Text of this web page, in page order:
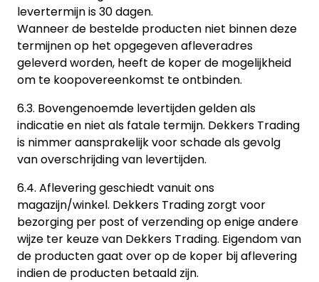
levertermijn is 30 dagen.
Wanneer de bestelde producten niet binnen deze
termijnen op het opgegeven afleveradres
geleverd worden, heeft de koper de mogelijkheid
om te koopovereenkomst te ontbinden.
6.3. Bovengenoemde levertijden gelden als
indicatie en niet als fatale termijn. Dekkers Trading
is nimmer aansprakelijk voor schade als gevolg
van overschrijding van levertijden.
6.4. Aflevering geschiedt vanuit ons
magazijn/winkel. Dekkers Trading zorgt voor
bezorging per post of verzending op enige andere
wijze ter keuze van Dekkers Trading. Eigendom van
de producten gaat over op de koper bij aflevering
indien de producten betaald zijn.